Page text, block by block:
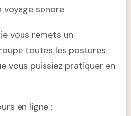
voyage sonore.
vous remets un
toutes les postures
vous puissiez pratiquer en
en ligne :